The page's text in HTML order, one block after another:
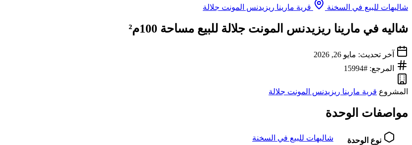
شاليهات للبيع في السخنة قرية مارينا ريزيدنس المونت جلالة
شاليه في مارينا ريزيدنس المونت جلالة للبيع مساحة 100م²
آخر تحديث: مايو 26, 2026
المرجع: #15994
المشروع قرية مارينا ريزيدنس المونت جلالة
مواصفات الوحدة
نوع الوحدة شاليهات للبيع في السخنة